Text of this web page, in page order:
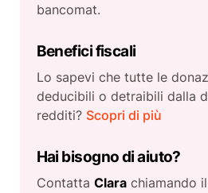
bancomat.
Benefici fiscali
Lo sapevi che tutte le
deducibili o detraibili dalla
redditi? Scopri di più
Hai bisogno di aiuto?
Contatta Clarachiamando